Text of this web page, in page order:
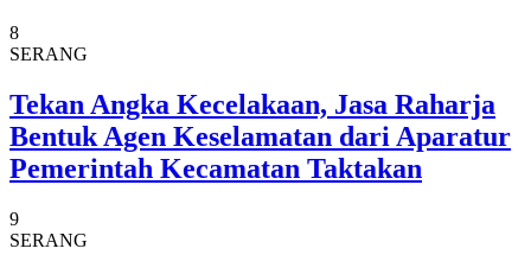
8
SERANG
Tekan Angka Kecelakaan, Jasa Raharja
Bentuk Agen Keselamatan dari Aparatur
Pemerintah Kecamatan Taktakan
9
SERANG